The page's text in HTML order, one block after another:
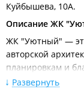
Куйбышева, 10А.
Описание ЖК
ЖК "Уютный" —
авторской
планировкам и
Индивидуальная
Развернуть